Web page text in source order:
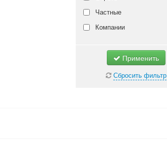
Частные
Компании
Применить
Сбросить фильтр